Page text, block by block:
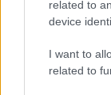
related to
device
I want to
related to